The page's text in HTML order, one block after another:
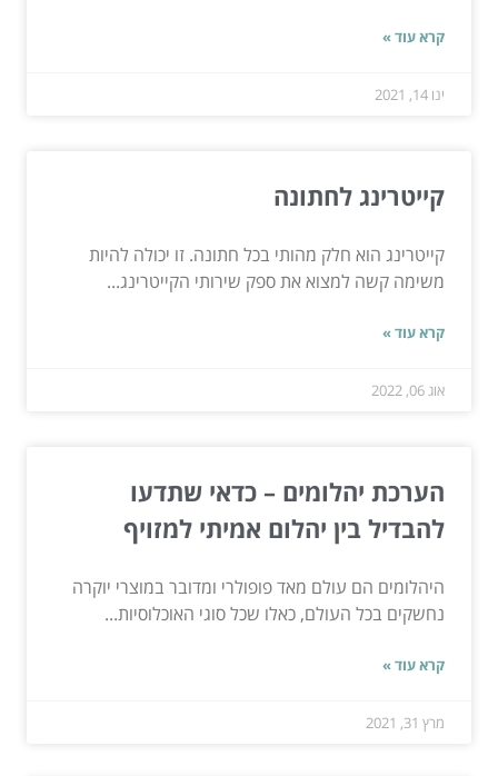
קרא עוד »
ינו 14, 2021
קייטרינג לחתונה
קייטרינג הוא חלק מהותי בכל חתונה. זו יכולה להיות
משימה קשה למצוא את ספק שירותי הקייטרינג...
קרא עוד »
אוג 06, 2022
הערכת יהלומים – כדאי שתדעו
להבדיל בין יהלום אמיתי למזויף
היהלומים הם עולם מאד פופולרי ומדובר במוצרי יוקרה
נחשקים בכל העולם, כאלו שכל סוגי האוכלוסיות...
קרא עוד »
מרץ 31, 2021